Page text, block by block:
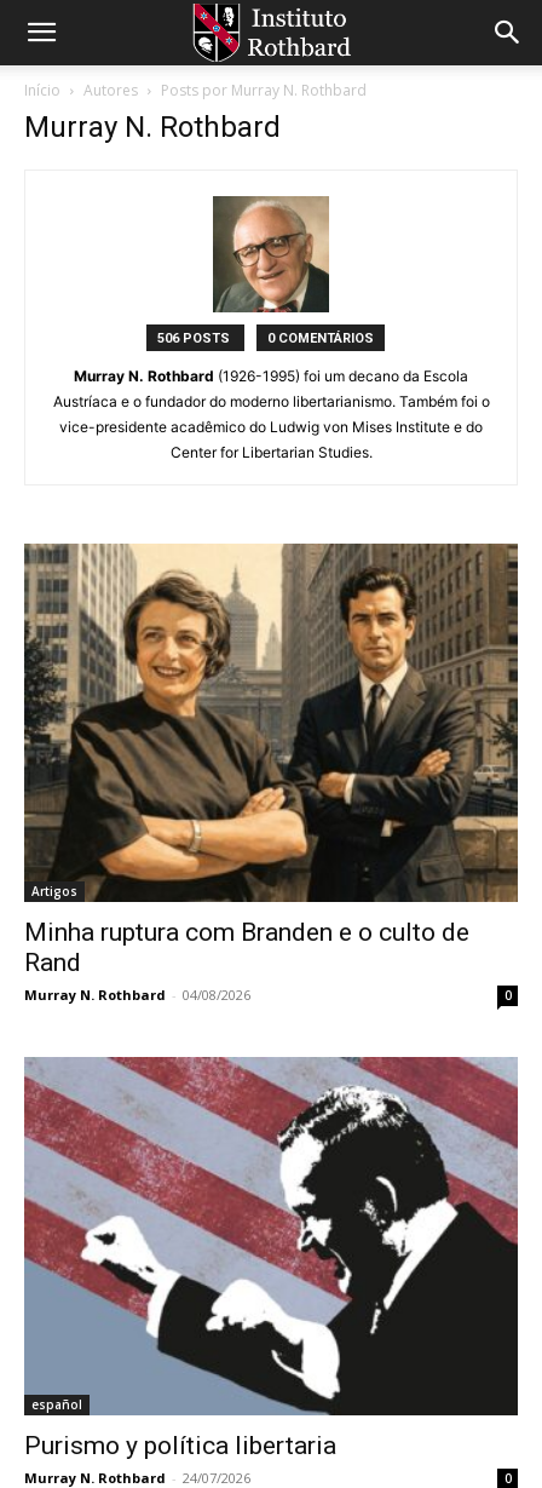
Início Autores Posts por Murray N. Rothbard
Murray N. Rothbard
506 POSTS 0 COMENTÁRIOS
Murray N. Rothbard (1926-1995) foi um decano da Escola
Austríaca e o fundador do moderno libertarianismo. Também foi o
vice-presidente acadêmico do Ludwig von Mises Institute e do
Center for Libertarian Studies.
Artigos
Minha ruptura com Branden e o culto de
Rand
Murray N. Rothbard - 04/08/2026 0
español
Purismo y política libertaria
Murray N. Rothbard - 24/07/2026 0